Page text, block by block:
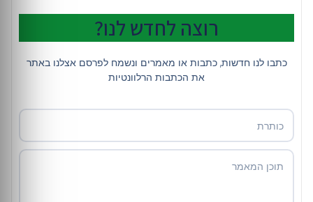
רוצה לחדש לנו?
כתבו לנו חדשות, כתבות או מאמרים ונשמח לפרסם אצלנו באתר
את הכתבות הרלוונטיות